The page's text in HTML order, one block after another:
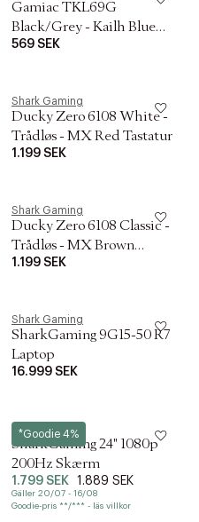
Gamiac TKL69G
Black/Grey - Kailh Blue
Tastatur
569 SEK
Shark Gaming
Ducky Zero 6108 White -
Trådløs - MX Red Tastatur
1.199 SEK
Shark Gaming
Ducky Zero 6108 Classic -
Trådløs - MX Brown
Tastatur
1.199 SEK
Shark Gaming
SharkGaming 9G15-50 R7
Laptop
16.999 SEK
*Goodie 4%
Shark Gaming
SharkGaming 24" 1080p
200Hz Skærm
1.799 SEK 1.889 SEK
Gäller 20/07 - 16/08
Goodie-pris **/*** - läs villkor